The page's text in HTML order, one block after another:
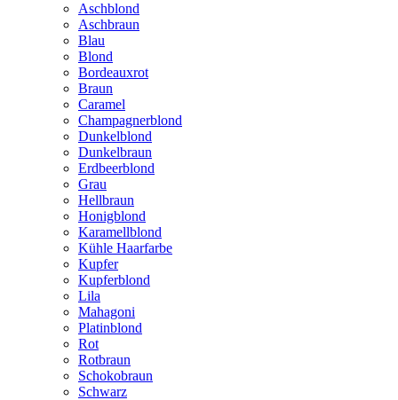
Aschblond
Aschbraun
Blau
Blond
Bordeauxrot
Braun
Caramel
Champagnerblond
Dunkelblond
Dunkelbraun
Erdbeerblond
Grau
Hellbraun
Honigblond
Karamellblond
Kühle Haarfarbe
Kupfer
Kupferblond
Lila
Mahagoni
Platinblond
Rot
Rotbraun
Schokobraun
Schwarz